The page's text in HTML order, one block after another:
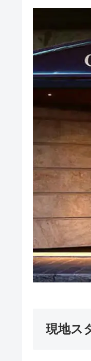
現地ス